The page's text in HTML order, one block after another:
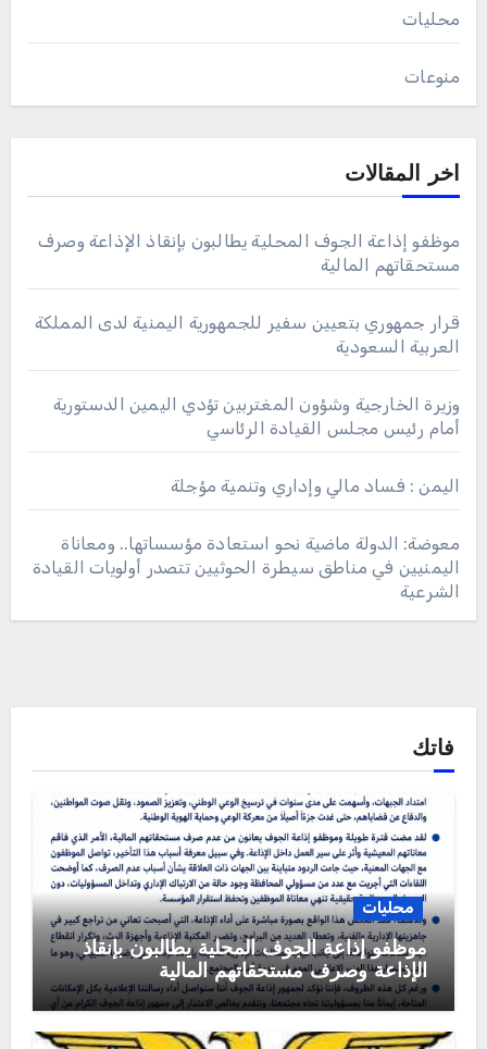
محليات
منوعات
اخر المقالات
موظفو إذاعة الجوف المحلية يطالبون بإنقاذ الإذاعة وصرف
مستحقاتهم المالية
قرار جمهوري بتعيين سفير للجمهورية اليمنية لدى المملكة
العربية السعودية
وزيرة الخارجية وشؤون المغتربين تؤدي اليمين الدستورية
أمام رئيس مجلس القيادة الرئاسي
اليمن : فساد مالي وإداري وتنمية مؤجلة
معوضة: الدولة ماضية نحو استعادة مؤسساتها.. ومعاناة
اليمنيين في مناطق سيطرة الحوثيين تتصدر أولويات القيادة
الشرعية
فاتك
محليات
موظفو إذاعة الجوف المحلية يطالبون بإنقاذ
الإذاعة وصرف مستحقاتهم المالية